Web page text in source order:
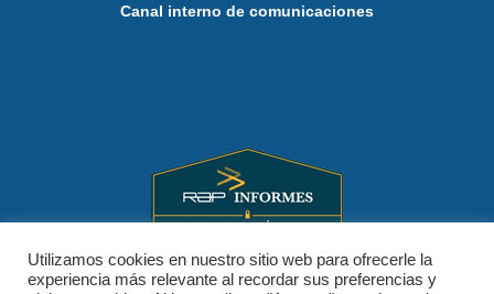
Canal interno de comunicaciones
Utilizamos cookies en nuestro sitio web para ofrecerle la
experiencia más relevante al recordar sus preferencias y